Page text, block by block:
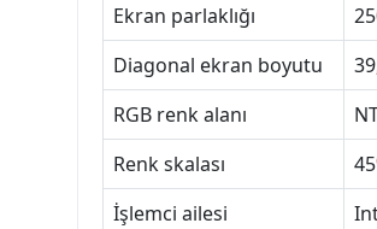
Ekran parlaklığı
Diagonal ekran boyutu
RGB renk alanı
Renk skalası
İşlemci ailesi